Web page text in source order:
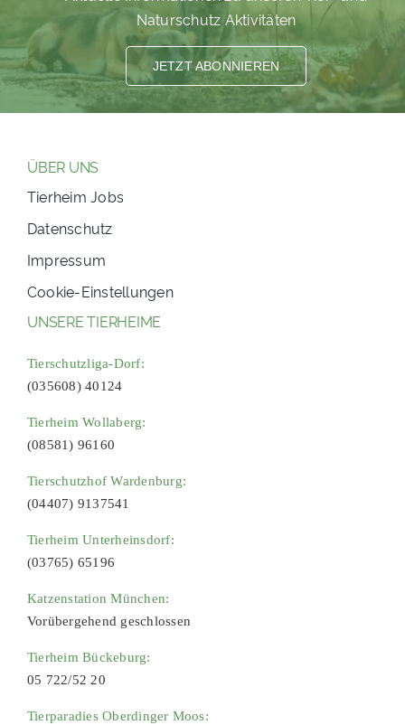
PATENSCHAFTEN
HELFER WERDEN
RATGEBER
Naturschutz Aktivitäten
JETZT ABONNIEREN
ÜBER UNS
Tierheim Jobs
Datenschutz
Impressum
Cookie-Einstellungen
UNSERE TIERHEIME
Tierschutzliga-Dorf:
(035608) 40124
Tierheim Wollaberg:
(08581) 96160
Tierschutzhof Wardenburg:
(04407) 9137541
Tierheim Unterheinsdorf:
(03765) 65196
Katzenstation München:
Vorübergehend geschlossen
Tierheim Bückeburg:
05 722/52 20
Tierparadies Oberdinger Moos: